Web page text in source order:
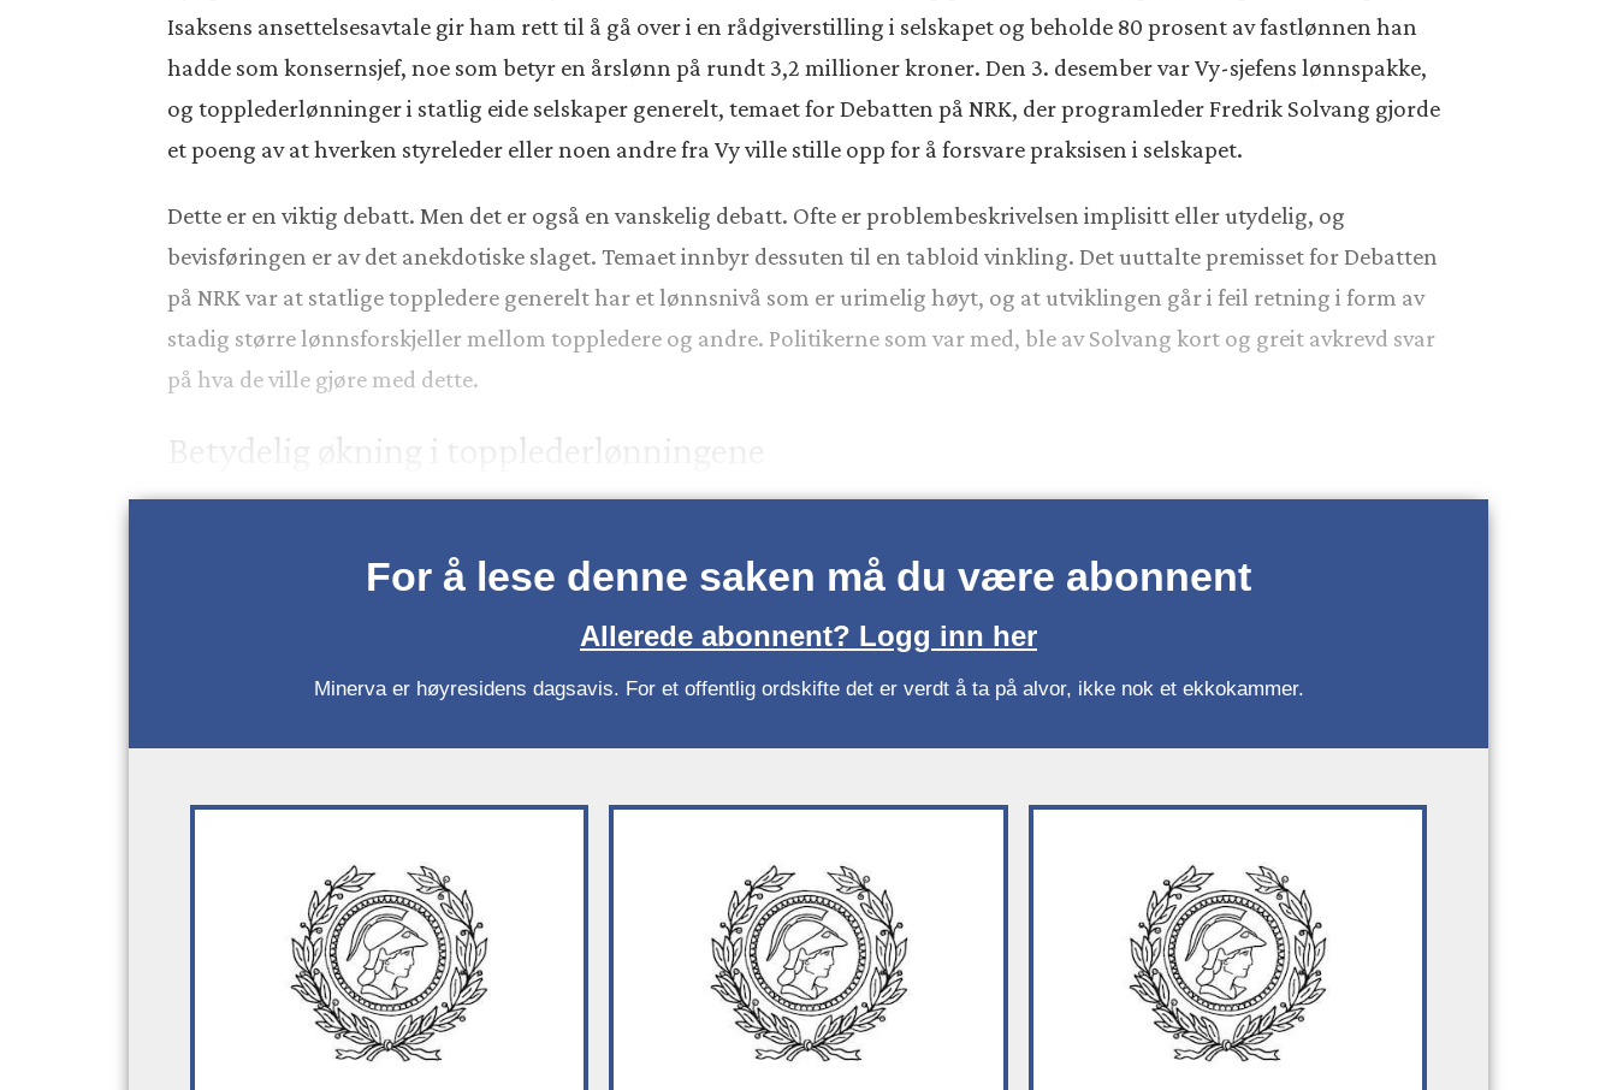
Isaksens ansettelsesavtale gir ham rett til å gå over i en rådgiverstilling i selskapet og beholde 80 prosent av fastlønnen han
hadde som konsernsjef, noe som betyr en årslønn på rundt 3,2 millioner kroner. Den 3. desember var Vy-sjefens lønnspakke,
og topplederlønninger i statlig eide selskaper generelt, temaet for Debatten på NRK, der programleder Fredrik Solvang gjorde
et poeng av at hverken styreleder eller noen andre fra Vy ville stille opp for å forsvare praksisen i selskapet.
Dette er en viktig debatt. Men det er også en vanskelig debatt. Ofte er problembeskrivelsen implisitt eller utydelig, og
bevisføringen er av det anekdotiske slaget. Temaet innbyr dessuten til en tabloid vinkling. Det uuttalte premisset for Debatten
på NRK var at statlige toppledere generelt har et lønnsnivå som er urimelig høyt, og at utviklingen går i feil retning i form av
stadig større lønnsforskjeller mellom toppledere og andre. Politikerne som var med, ble av Solvang kort og greit avkrevd svar
på hva de ville gjøre med dette.
Betydelig økning i topplederlønningene
For å lese denne saken må du være abonnent
Allerede abonnent? Logg inn her
Minerva er høyresidens dagsavis. For et offentlig ordskifte det er verdt å ta på alvor, ikke nok et ekkokammer.